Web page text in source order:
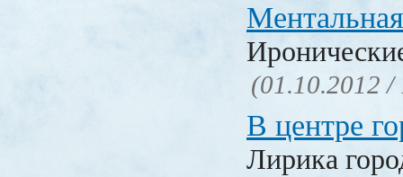
(01.10.2012 /
В центре
Лирика